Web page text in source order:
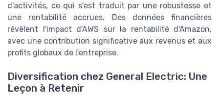
d'activités, ce qui s'est traduit par une robustesse et
une rentabilité accrues. Des données financières
révèlent l'impact d'AWS sur la rentabilité d'Amazon,
avec une contribution significative aux revenus et aux
profits globaux de l'entreprise.
Diversification chez General Electric: Une
Leçon à Retenir